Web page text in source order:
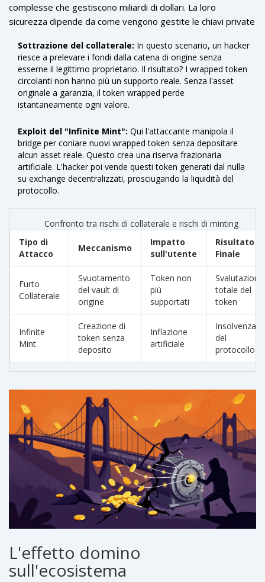
complesse che gestiscono miliardi di dollari. La loro
sicurezza dipende da come vengono gestite le chiavi private
che terrorizzano gli utenti della DeFi finanza decentralizzata
che utilizza smart contract per eliminare gli intermediari
finanziari:
Sottrazione del collaterale: In questo scenario, un hacker
riesce a prelevare i fondi dalla catena di origine senza
esserne il legittimo proprietario. Il risultato? I wrapped token
circolanti non hanno più un supporto reale. Senza l'asset
originale a garanzia, il token wrapped perde
istantaneamente ogni valore.
Exploit del "Infinite Mint": Qui l'attaccante manipola il
bridge per coniare nuovi wrapped token senza depositare
alcun asset reale. Questo crea una riserva frazionaria
artificiale. L'hacker poi vende questi token generati dal nulla
su exchange decentralizzati, prosciugando la liquidità del
protocollo.
Confronto tra rischi di collaterale e rischi di minting
Tipo di
Attacco
Meccanismo
Impatto
sull'utente
Risultato
Finale
Furto
Collaterale
Svuotamento
del vault di
origine
Token non
più
supportati
Svalutazione
totale del
token
Infinite
Mint
Creazione di
token senza
deposito
Inflazione
artificiale
Insolvenza
del
protocollo
L'effetto domino
sull'ecosistema